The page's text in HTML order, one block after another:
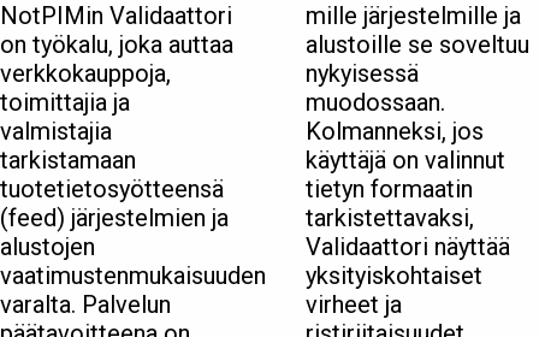
NotPIMin Validaattori
on työkalu, joka auttaa
verkkokauppoja,
toimittajia ja
valmistajia
tarkistamaan
tuotetietosyötteensä
(feed) järjestelmien ja
alustojen
vaatimustenmukaisuuden
varalta. Palvelun
mille järjestelmille ja
alustoille se soveltuu
nykyisessä
muodossaan.
Kolmanneksi, jos
käyttäjä on valinnut
tietyn formaatin
tarkistettavaksi,
Validaattori näyttää
yksityiskohtaiset
virheet ja